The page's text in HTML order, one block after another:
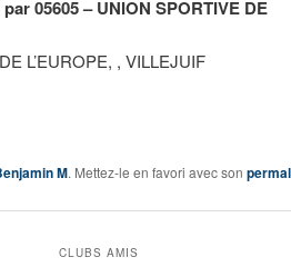
05605 – UNION SPORTIVE DE
L’EUROPE, , VILLEJUIF
M. Mettez-le en favori avec son
CLUBS AMIS